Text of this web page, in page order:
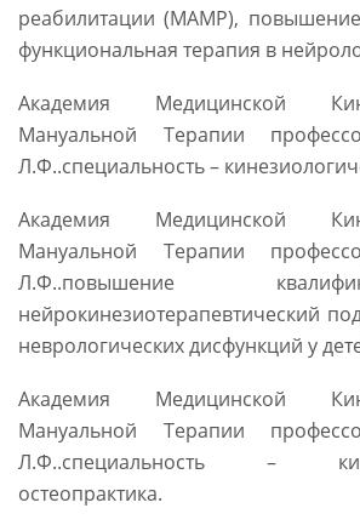
реабилитации (МАМР),
функциональная терапия в
Академия Медицинской
Мануальной Терапии
Л.Ф..специальность –
Академия Медицинской
Мануальной Терапии
Л.Ф..повышение
нейрокинезиотерапевтический
неврологических дисфункций у
Академия Медицинской
Мануальной Терапии
Л.Ф..специальность –
остеопрактика.